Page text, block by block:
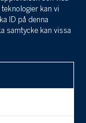
kan vi
ID på denna
samtycke kan vissa